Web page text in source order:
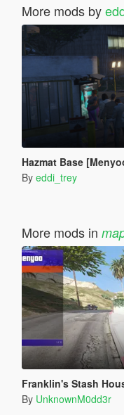
More mods by
Hazmat Base
By eddi_trey
More mods in
Franklin's Stash
By UnknownM0dd3r